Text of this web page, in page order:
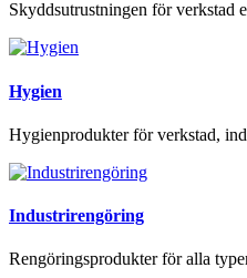
Skyddsutrustningen för verkstad
Hygien
Hygienprodukter för verkstad,
Industrirengöring
Rengöringsprodukter för alla